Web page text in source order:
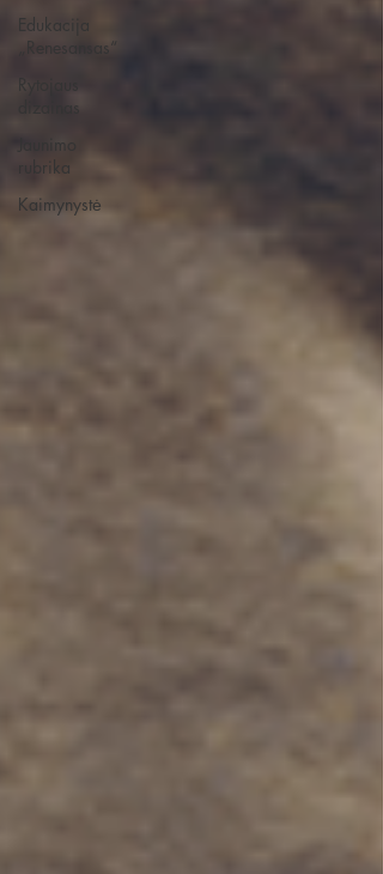
Edukacija
„Renesansas“
Rytojaus
dizainas
Jaunimo
rubrika
Kaimynystė